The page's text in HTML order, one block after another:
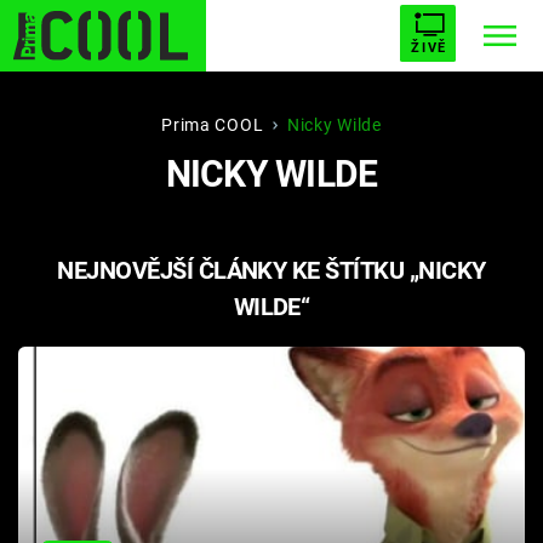
ŽIVĚ
STARHOUSE BUFFY, PŘEMOŽITELKA UPÍRŮ
PLNEJ KOTEL AVENGERS 5
Seriály
Hry
Prima COOL Nicky Wilde
NICKY WILDE
NEJNOVĚJŠÍ ČLÁNKY KE ŠTÍTKU „NICKY
WILDE“